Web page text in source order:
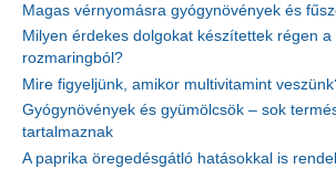
Magas vérnyomásra gyógynövények és
Milyen érdekes dolgokat készítettek régen a
rozmaringból?
Mire figyeljünk, amikor multivitamint
Gyógynövények és gyümölcsök – sok
tartalmaznak
A paprika öregedésgátló hatásokkal is